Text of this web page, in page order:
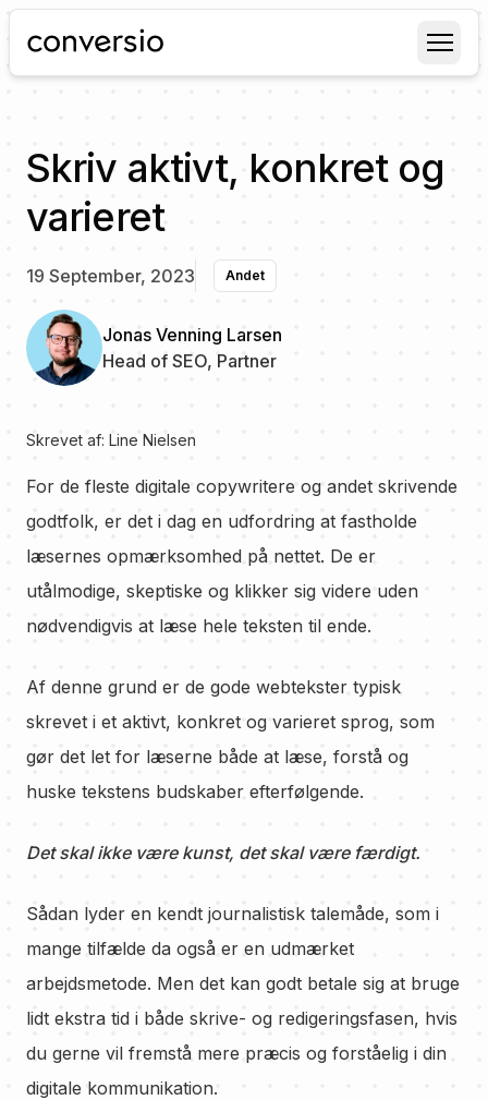
Conversio
Skriv aktivt, konkret og
varieret
19 September, 2023 Andet
Jonas Venning Larsen
Head of SEO, Partner
Skrevet af: Line Nielsen
For de fleste digitale copywritere og andet skrivende
godtfolk, er det i dag en udfordring at fastholde
læsernes opmærksomhed på nettet. De er
utålmodige, skeptiske og klikker sig videre uden
nødvendigvis at læse hele teksten til ende.
Af denne grund er de gode webtekster typisk
skrevet i et aktivt, konkret og varieret sprog, som
gør det let for læserne både at læse, forstå og
huske tekstens budskaber efterfølgende.
Det skal ikke være kunst, det skal være færdigt.
Sådan lyder en kendt journalistisk talemåde, som i
mange tilfælde da også er en udmærket
arbejdsmetode. Men det kan godt betale sig at bruge
lidt ekstra tid i både skrive- og redigeringsfasen, hvis
du gerne vil fremstå mere præcis og forståelig i din
digitale kommunikation.